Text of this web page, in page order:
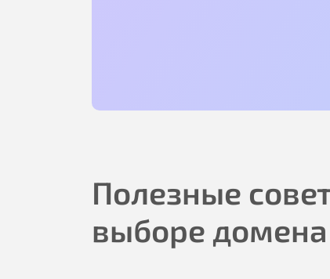
Полезные
выборе домена